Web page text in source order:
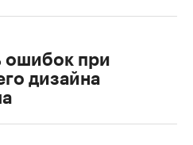
ошибок при
дизайна